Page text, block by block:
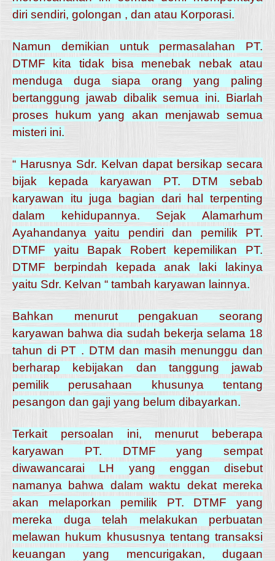
diri sendiri, golongan , dan atau Korporasi.
Namun demikian untuk permasalahan PT.
DTMF kita tidak bisa menebak nebak atau
menduga duga siapa orang yang paling
bertanggung jawab dibalik semua ini. Biarlah
proses hukum yang akan menjawab semua
misteri ini.
“ Harusnya Sdr. Kelvan dapat bersikap secara
bijak kepada karyawan PT. DTM sebab
karyawan itu juga bagian dari hal terpenting
dalam kehidupannya. Sejak Alamarhum
Ayahandanya yaitu pendiri dan pemilik PT.
DTMF yaitu Bapak Robert kepemilikan PT.
DTMF berpindah kepada anak laki lakinya
yaitu Sdr. Kelvan “ tambah karyawan lainnya.
Bahkan menurut pengakuan seorang
karyawan bahwa dia sudah bekerja selama 18
tahun di PT . DTM dan masih menunggu dan
berharap kebijakan dan tanggung jawab
pemilik perusahaan khusunya tentang
pesangon dan gaji yang belum dibayarkan.
Terkait persoalan ini, menurut beberapa
karyawan PT. DTMF yang sempat
diwawancarai LH yang enggan disebut
namanya bahwa dalam waktu dekat mereka
akan melaporkan pemilik PT. DTMF yang
mereka duga telah melakukan perbuatan
melawan hukum khususnya tentang transaksi
keuangan yang mencurigakan, dugaan